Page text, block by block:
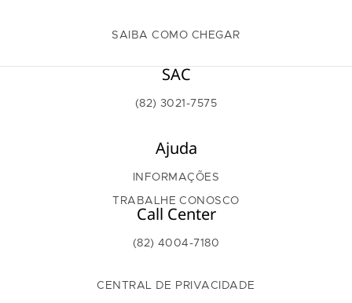
SAIBA COMO CHEGAR
SAC
(82) 3021-7575
Ajuda
INFORMAÇÕES
TRABALHE CONOSCO
Call Center
(82) 4004-7180
CENTRAL DE PRIVACIDADE